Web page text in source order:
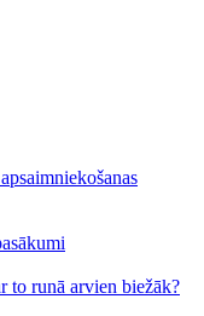
to runā arvien biežāk?